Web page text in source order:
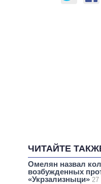
ЧИТАЙТЕ
Омелян назвал
возбужденных
«Укрзализныци»